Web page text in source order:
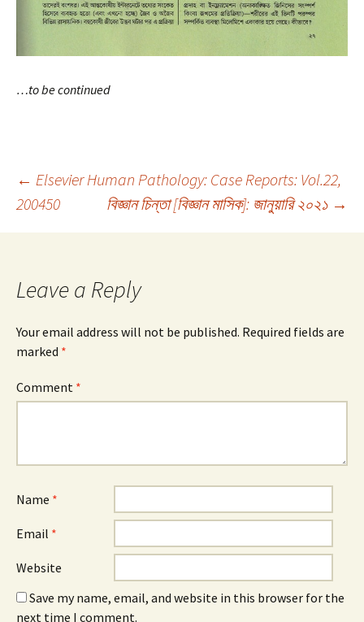
…to be continued
Post
navigation
← Elsevier Human Pathology: Case Reports: Vol.22,
200450
বিজ্ঞান চিন্তা [বিজ্ঞান মাসিক]: জানুয়ারি ২০২১ →
Leave a Reply
Your email address will not be published. Required fields are
marked *
Comment *
Name *
Email *
Website
Save my name, email, and website in this browser for the
next time I comment.